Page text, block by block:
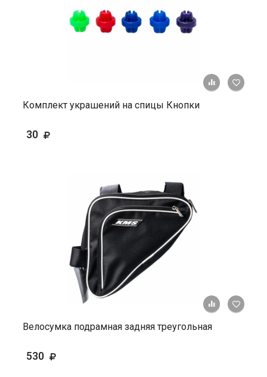
+ К
Комплект украшений на спицы Кнопки
30
+ К
Велосумка подрамная задняя треугольная
530